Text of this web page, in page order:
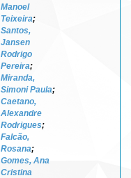
Manoel
Teixeira;
Santos,
Jansen
Rodrigo
Pereira;
Miranda,
Simoni Paula;
Caetano,
Alexandre
Rodrigues;
Falcão,
Rosana;
Gomes, Ana
Cristina